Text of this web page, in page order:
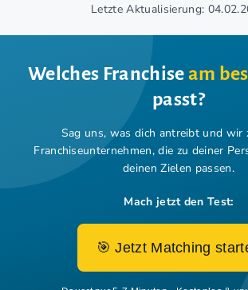
Letzte Aktualisierung:
Welches Franchiseam
passt?
Sag uns, was dich antreibt und wir
Franchiseunternehmen, die zu deiner
deinen Zielen passen.
Mach jetzt den Test:
🎯 Jetzt Matching